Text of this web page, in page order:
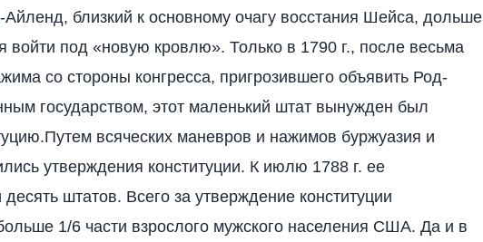
близкий к основному очагу восстания Шейса, дольше
войти под «новую кровлю». Только в 1790 г., после весьма
со стороны конгресса, пригрозившего объявить Род-
государством, этот маленький штат вынужден был
всяческих маневров и нажимов буржуазия и
утверждения конституции. К июлю 1788 г. ее
штатов. Всего за утверждение конституции
1/6 части взрослого мужского населения США. Да и в